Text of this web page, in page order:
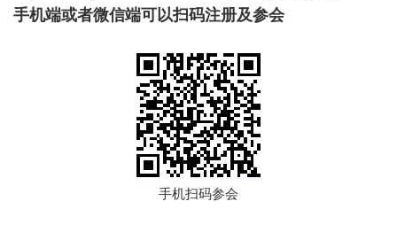
手机端或者微信端可以扫码注册及参会
手机扫码参会